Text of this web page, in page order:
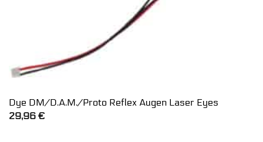
Dye DM/D.A.M./Proto Reflex Augen Laser Eyes
29,96 €